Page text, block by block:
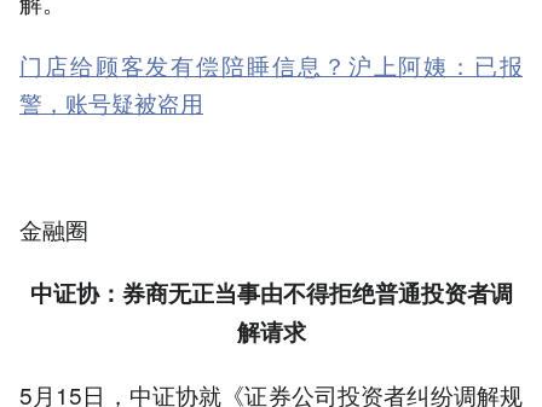
门店给顾客发有偿陪睡信息？沪上阿姨：已报
警，账号疑被盗用
金融圈
中证协：券商无正当事由不得拒绝普通投资者调
解请求
5月15日，中证协就《证券公司投资者纠纷调解规